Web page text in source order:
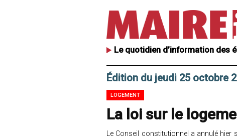
Le quotidien d’information des
Édition du jeudi 25 octobre
LOGEMENT
La loi sur le
Le Conseil constitutionnel a annulé